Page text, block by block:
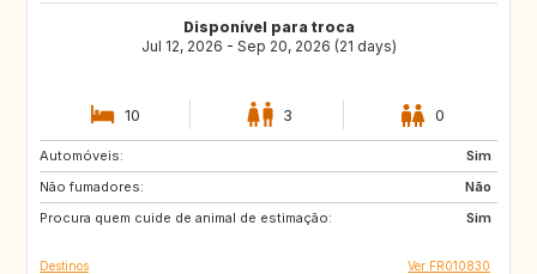
Disponível para troca
Jul 12, 2026 - Sep 20, 2026 (21 days)
10 3 0
Automóveis:
Sim
Não fumadores:
Não
Procura quem cuide de animal de estimação:
Sim
AT
ES
SE
Destinos Ver FR010830